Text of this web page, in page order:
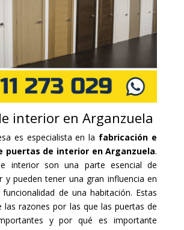
interior en Arganzuela
es especialista en la fabricación e
puertas de interior en Arganzuela.
interior son una parte esencial de
y pueden tener una gran influencia en
de una habitación. Estas
las razones por las que las puertas de
y por qué es importante